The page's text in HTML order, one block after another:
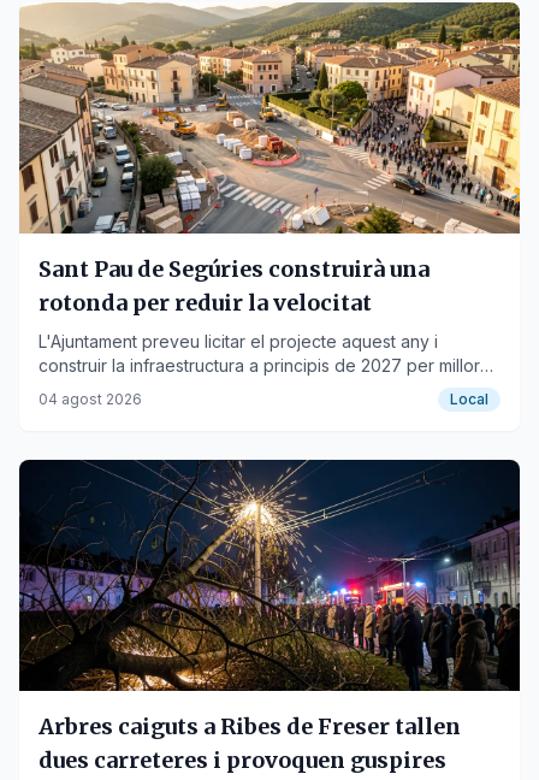
Sant Pau de Segúries construirà una
rotonda per reduir la velocitat
L'Ajuntament preveu licitar el projecte aquest any i
construir la infraestructura a principis de 2027 per millorar
la seguretat viària.
04 agost 2026 Local
Arbres caiguts a Ribes de Freser tallen
dues carreteres i provoquen guspires